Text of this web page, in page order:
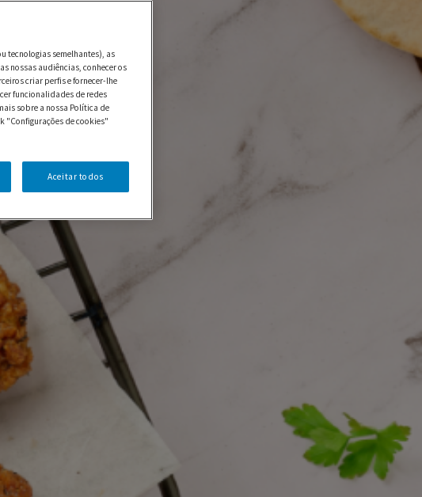
tecnologias semelhantes), as
nossas audiências, conhecer os
criar perfis e fornecer-lhe
funcionalidades de redes
sobre a nossa Política de
"Configurações de cookies"
Aceitar todos